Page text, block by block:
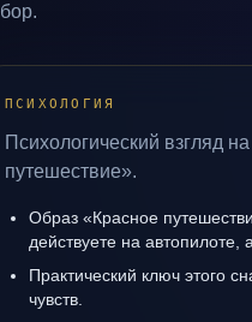
ПСИХОЛОГИЯ
Психологический взгляд
путешествие».
Образ «Красное
действуете на автопилоте,
Практический ключ этого
чувств.